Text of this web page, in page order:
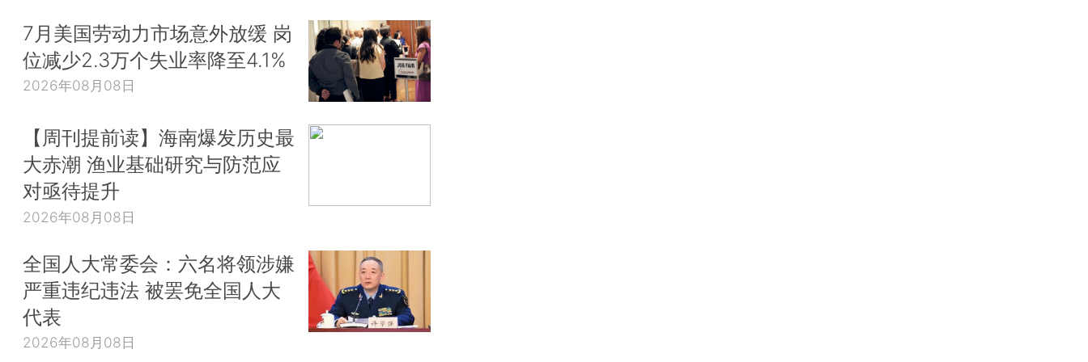
7月美国劳动力市场意外放缓 岗
位减少2.3万个失业率降至4.1%
2026年08月08日
【周刊提前读】海南爆发历史最
大赤潮 渔业基础研究与防范应
对亟待提升
2026年08月08日
全国人大常委会：六名将领涉嫌
严重违纪违法 被罢免全国人大
代表
2026年08月08日